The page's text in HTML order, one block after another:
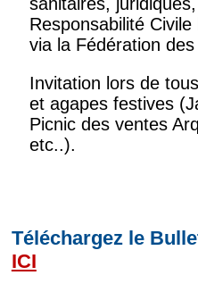
Responsabilité
via la Fédération
Invitation lors de
et agapes festives
Picnic des ventes
etc..).
Téléchargez le
ICI